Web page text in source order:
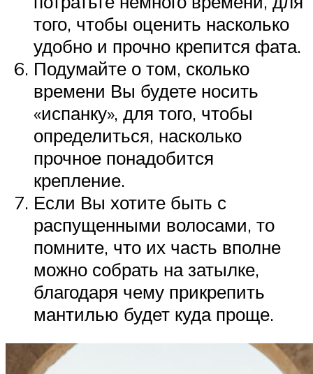
того, чтобы оценить насколько
удобно и прочно крепится фата.
Подумайте о том, сколько
времени Вы будете носить
«испанку», для того, чтобы
определиться, насколько
прочное понадобится
крепление.
Если Вы хотите быть с
распущенными волосами, то
помните, что их часть вполне
можно собрать на затылке,
благодаря чему прикрепить
мантилью будет куда проще.